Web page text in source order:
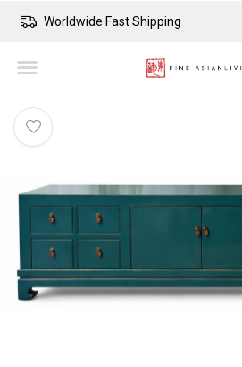
Worldwide Fast Shipping